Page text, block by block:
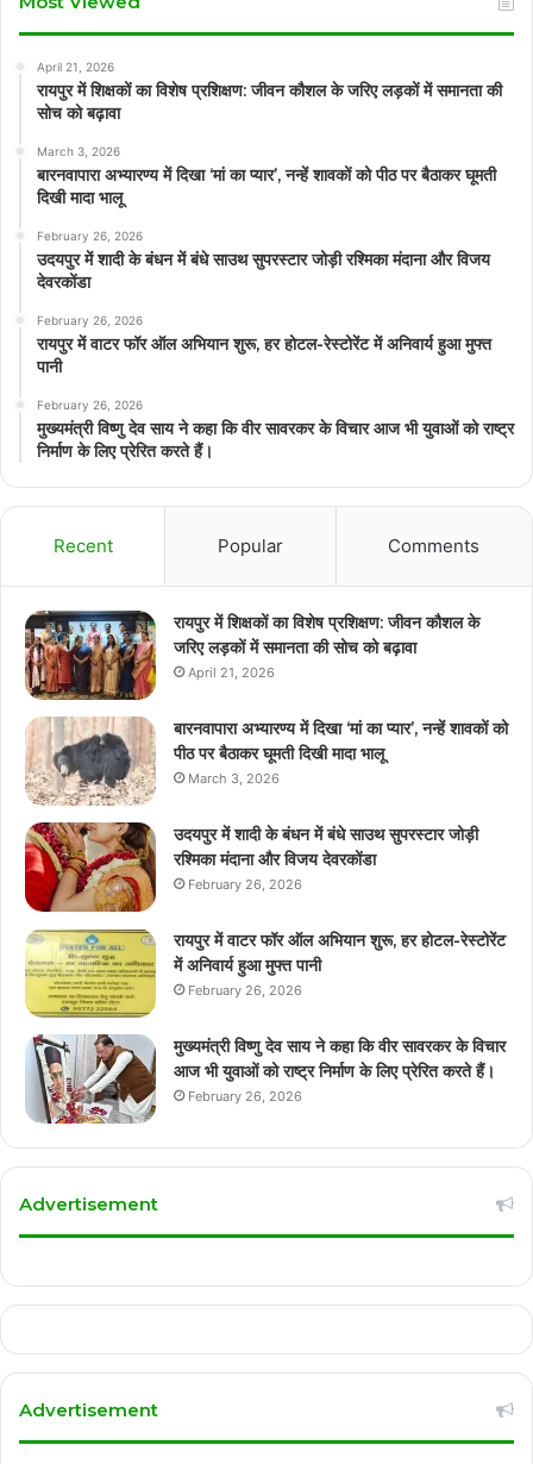
April 21, 2026
रायपुर में शिक्षकों का विशेष प्रशिक्षण: जीवन कौशल के जरिए लड़कों में समानता की
सोच को बढ़ावा
March 3, 2026
बारनवापारा अभ्यारण्य में दिखा ‘मां का प्यार’, नन्हें शावकों को पीठ पर बैठाकर घूमती
दिखी मादा भालू
February 26, 2026
उदयपुर में शादी के बंधन में बंधे साउथ सुपरस्टार जोड़ी रश्मिका मंदाना और विजय
देवरकोंडा
February 26, 2026
रायपुर में वाटर फॉर ऑल अभियान शुरू, हर होटल-रेस्टोरेंट में अनिवार्य हुआ मुफ्त
पानी
February 26, 2026
मुख्यमंत्री विष्णु देव साय ने कहा कि वीर सावरकर के विचार आज भी युवाओं को राष्ट्र
निर्माण के लिए प्रेरित करते हैं।
Recent Popular Comments
रायपुर में शिक्षकों का विशेष प्रशिक्षण: जीवन कौशल के
जरिए लड़कों में समानता की सोच को बढ़ावा
April 21, 2026
बारनवापारा अभ्यारण्य में दिखा ‘मां का प्यार’, नन्हें शावकों को
पीठ पर बैठाकर घूमती दिखी मादा भालू
March 3, 2026
उदयपुर में शादी के बंधन में बंधे साउथ सुपरस्टार जोड़ी
रश्मिका मंदाना और विजय देवरकोंडा
February 26, 2026
रायपुर में वाटर फॉर ऑल अभियान शुरू, हर होटल-रेस्टोरेंट
में अनिवार्य हुआ मुफ्त पानी
February 26, 2026
मुख्यमंत्री विष्णु देव साय ने कहा कि वीर सावरकर के विचार
आज भी युवाओं को राष्ट्र निर्माण के लिए प्रेरित करते हैं।
February 26, 2026
Advertisement
Advertisement